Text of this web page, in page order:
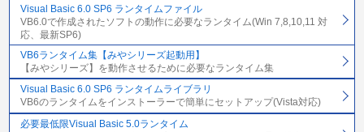
Visual Basic 6.0 SP6 ランタイムファイル
VB6.0で作成されたソフトの動作に必要なランタイム(Win 7,8,10,11 対
応、最新SP6)
VB6ランタイム集【みやシリーズ起動用】
【みやシリーズ】を動作させるために必要なランタイム集
Visual Basic 6.0 SP6 ランタイムライブラリ
VB6のランタイムをインストーラーで簡単にセットアップ(Vista対応)
必要最低限Visual Basic 5.0ランタイム